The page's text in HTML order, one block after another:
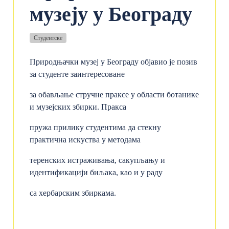
музеју у Београду
Студентске
Природњачки музеј у Београду објавио је позив
за студенте заинтересоване
за обављање стручне праксе у области ботанике
и музејских збирки. Пракса
пружа прилику студентима да стекну
практична искуства у методама
теренских истраживања, сакупљању и
идентификацији биљака, као и у раду
са хербарским збиркама.